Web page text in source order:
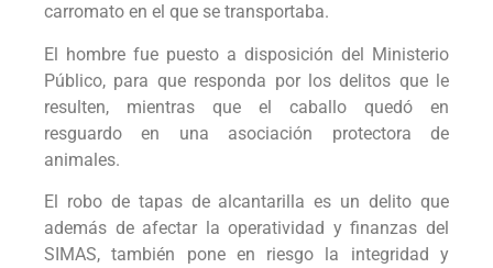
carromato en el que se transportaba.
El hombre fue puesto a disposición del Ministerio
Público, para que responda por los delitos que le
resulten, mientras que el caballo quedó en
resguardo en una asociación protectora de
animales.
El robo de tapas de alcantarilla es un delito que
además de afectar la operatividad y finanzas del
SIMAS, también pone en riesgo la integridad y